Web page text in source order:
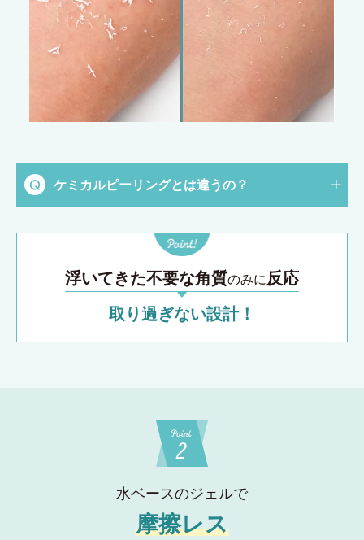
ケミカルピーリングとは違うの？
浮いてきた不要な角質のみに反応
取り過ぎない設計！
水ベースのジェルで
摩擦レス